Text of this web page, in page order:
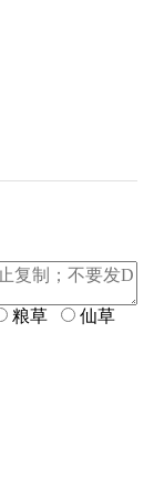
粮草 仙草